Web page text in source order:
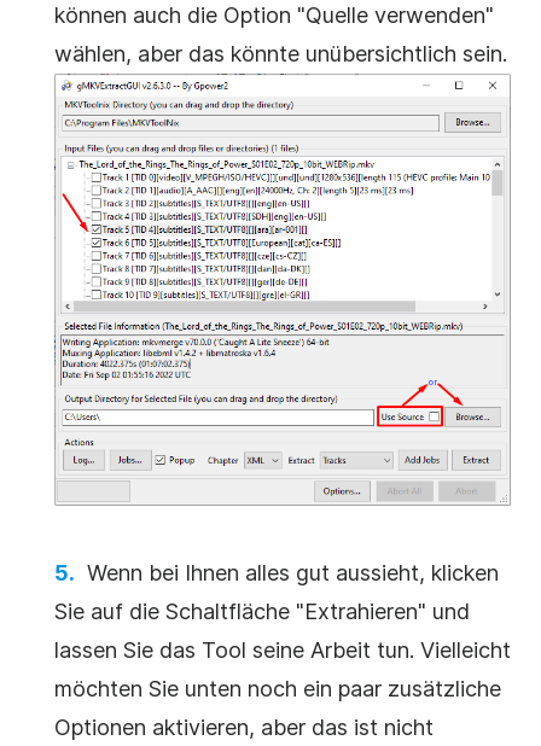
können auch die Option "Quelle verwenden"
wählen, aber das könnte unübersichtlich sein.
Wenn bei Ihnen alles gut aussieht, klicken
Sie auf die Schaltfläche "Extrahieren" und
lassen Sie das Tool seine Arbeit tun. Vielleicht
möchten Sie unten noch ein paar zusätzliche
Optionen aktivieren, aber das ist nicht